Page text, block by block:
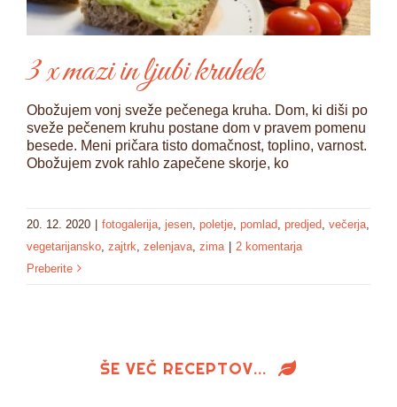
3 x mazi in ljubi kruhek
Obožujem vonj sveže pečenega kruha. Dom, ki diši po
sveže pečenem kruhu postane dom v pravem pomenu
besede. Meni pričara tisto domačnost, toplino, varnost.
Obožujem zvok rahlo zapečene skorje, ko
20. 12. 2020 fotogalerija jesen poletje pomlad predjed večerja
vegetarijansko zajtrk zelenjava zima
2 komentarja
Preberite
ŠE VEČ RECEPTOV…